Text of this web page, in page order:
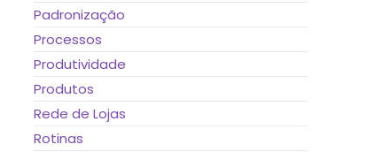
Padronização
Processos
Produtividade
Produtos
Rede de Lojas
Rotinas